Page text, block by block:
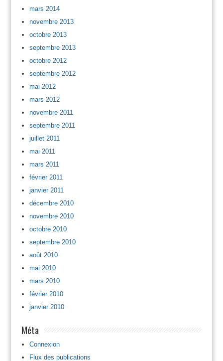
mars 2014
novembre 2013
octobre 2013
septembre 2013
octobre 2012
septembre 2012
mai 2012
mars 2012
novembre 2011
septembre 2011
juillet 2011
mai 2011
mars 2011
février 2011
janvier 2011
décembre 2010
novembre 2010
octobre 2010
septembre 2010
août 2010
mai 2010
mars 2010
février 2010
janvier 2010
Méta
Connexion
Flux des publications